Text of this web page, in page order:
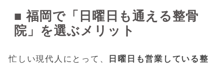
■ 福岡で「日曜日も通える整骨
院」を選ぶメリット
忙しい現代人にとって、
日曜日も営業している整